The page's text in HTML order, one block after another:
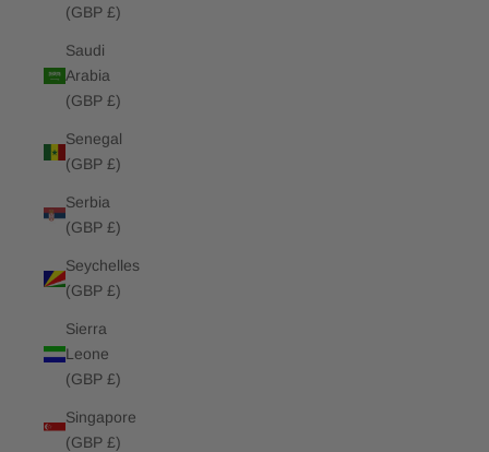
(GBP £)
Saudi
Arabia
(GBP £)
Senegal
(GBP £)
Serbia
(GBP £)
Seychelles
(GBP £)
Sierra
Leone
(GBP £)
Singapore
(GBP £)